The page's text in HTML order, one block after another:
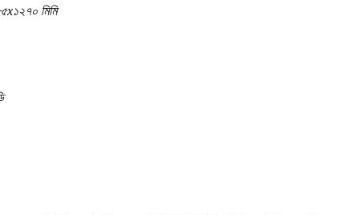
মিমি